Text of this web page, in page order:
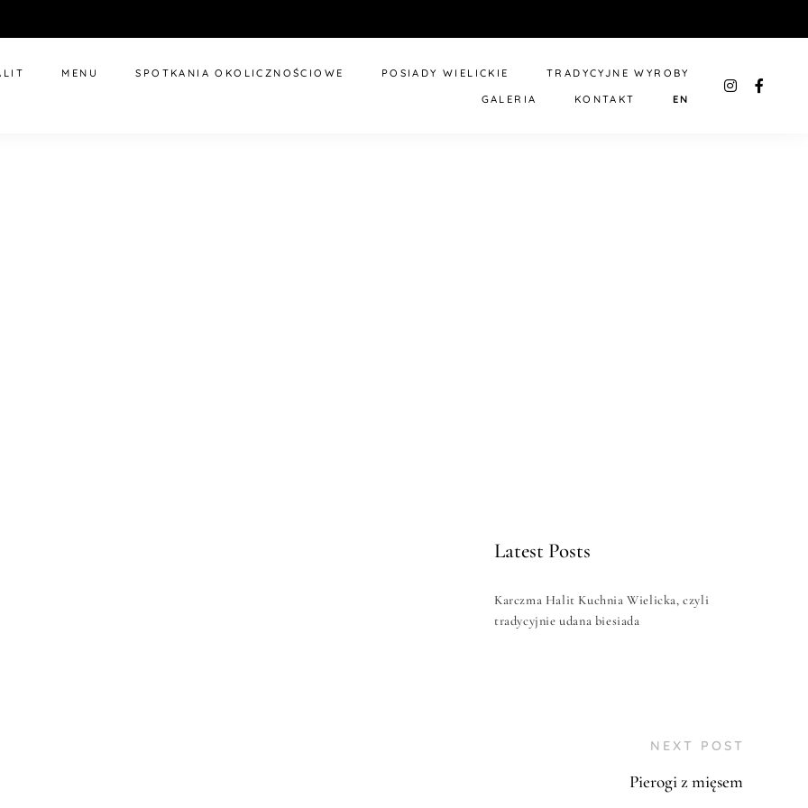
MENU SPOTKANIA OKOLICZNOŚCIOWE POSIADY WIELICKIE TRADYCYJNE WYROBY
GALERIA KONTAKT EN
Latest Posts
Karczma Halit Kuchnia Wielicka, czyli
tradycyjnie udana biesiada
NEXT POST
Pierogi z mięsem